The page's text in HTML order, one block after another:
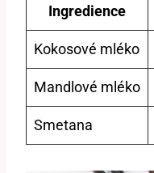
Ingredience
Kokosové mléko
Mandlové mléko
Smetana